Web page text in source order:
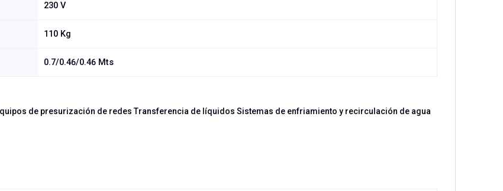
230 V
110 Kg
0.7/0.46/0.46 Mts
de presurización de redes Transferencia de líquidos Sistemas de enfriamiento y recirculación de agua